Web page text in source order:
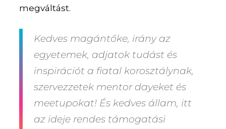
megváltást.
Kedves magántőke, irány az
egyetemek, adjatok tudást és
inspirációt a fiatal korosztálynak,
szervezzetek mentor dayeket és
meetupokat! És kedves állam, itt
az ideje rendes támogatási